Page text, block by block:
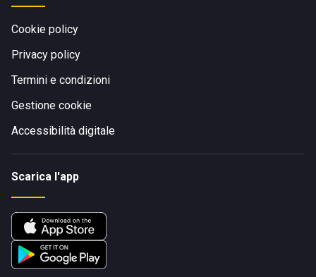
Cookie policy
Privacy policy
Termini e condizioni
Gestione cookie
Accessibilità digitale
Scarica l'app